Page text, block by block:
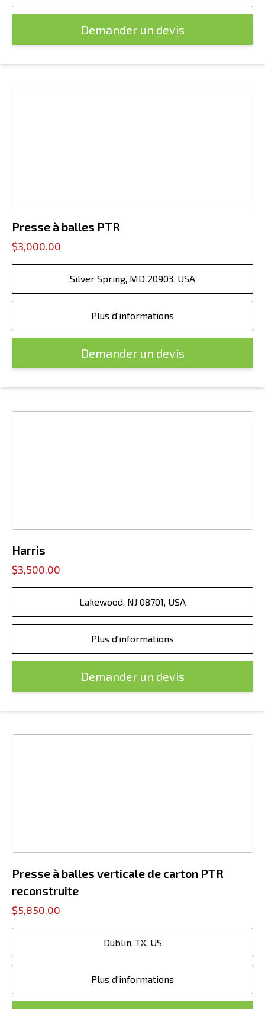
Demander un devis
Presse à balles PTR
$3,000.00
Silver Spring, MD 20903, USA
Plus d'informations
Demander un devis
Harris
$3,500.00
Lakewood, NJ 08701, USA
Plus d'informations
Demander un devis
Presse à balles verticale de carton PTR
reconstruite
$5,850.00
Dublin, TX, US
Plus d'informations